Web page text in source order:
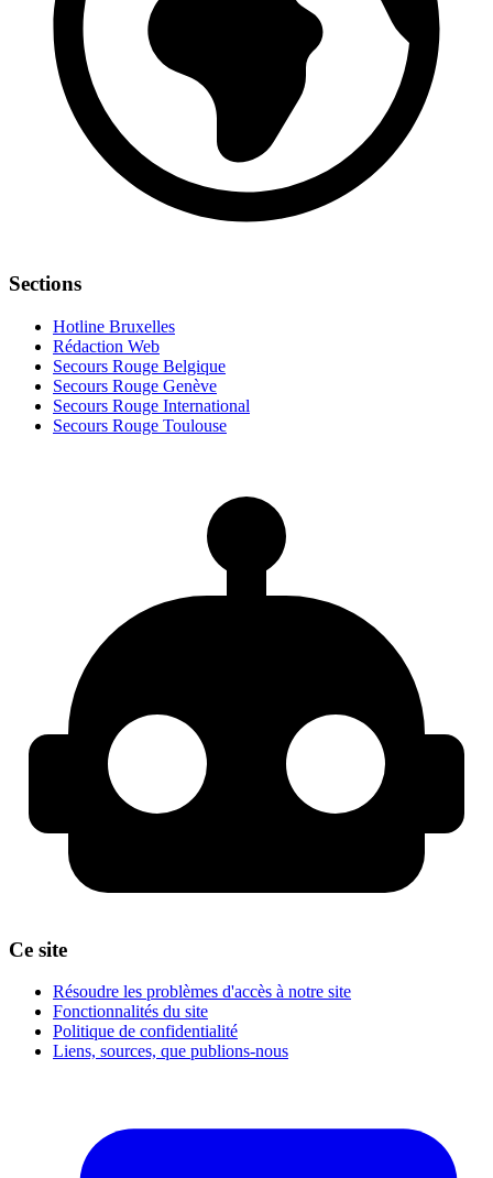
Sections
Hotline Bruxelles
Rédaction Web
Secours Rouge Belgique
Secours Rouge Genève
Secours Rouge International
Secours Rouge Toulouse
Ce site
Résoudre les problèmes d'accès à notre site
Fonctionnalités du site
Politique de confidentialité
Liens, sources, que publions-nous